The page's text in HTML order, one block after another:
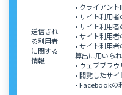
送信され
る利用者
に関する
情報
• クライアント
• サイト利用
• サイト利用
• サイト利用
• サイト利用
算出に用いられ
• ウェブブラ
• 閲覧したサ
• Facebookの